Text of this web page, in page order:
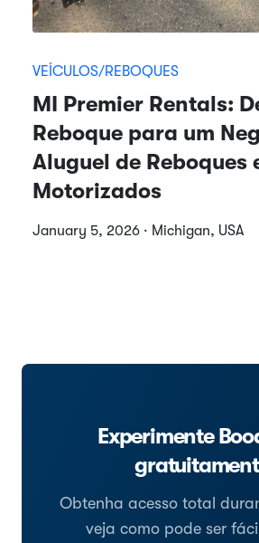
VEÍCULOS/REBOQUES
MI Premier Rentals:
Reboque para um
Aluguel de Reboques
Motorizados
January 5, 2026 · Michigan, USA
Experimente
Obtenha acesso total
veja como pode ser